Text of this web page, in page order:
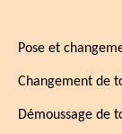
Pose et
Changement de
Démoussage de